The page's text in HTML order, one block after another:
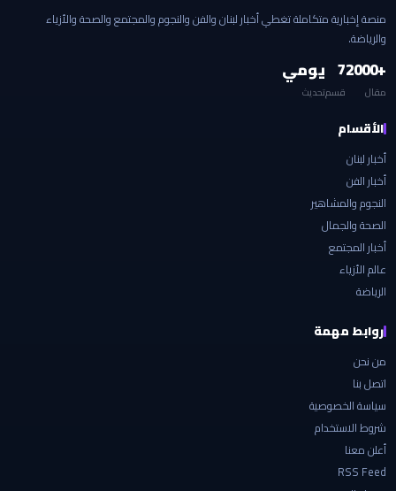
منصة إخبارية متكاملة تغطي أخبار لبنان والفن والنجوم والمجتمع والصحة والأزياء
والرياضة.
+2000
مقال
7
قسم
يومي
تحديث
الأقسام
أخبار لبنان
أخبار الفن
النجوم والمشاهير
الصحة والجمال
أخبار المجتمع
عالم الأزياء
الرياضة
روابط مهمة
من نحن
اتصل بنا
سياسة الخصوصية
شروط الاستخدام
أعلن معنا
RSS Feed